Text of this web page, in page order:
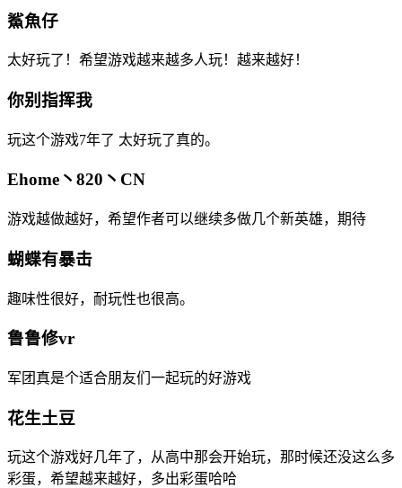
鯊魚仔
太好玩了！希望游戏越来越多人玩！越来越好！
你别指挥我
玩这个游戏7年了 太好玩了真的。
Ehome丶820丶CN
游戏越做越好，希望作者可以继续多做几个新英雄，期待
蝴蝶有暴击
趣味性很好，耐玩性也很高。
鲁鲁修vr
军团真是个适合朋友们一起玩的好游戏
花生土豆
玩这个游戏好几年了，从高中那会开始玩，那时候还没这么多
彩蛋，希望越来越好，多出彩蛋哈哈